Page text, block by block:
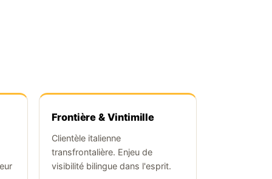
Frontière & Vintimille
Clientèle italienne
transfrontalière. Enjeu de
visibilité bilingue dans l'esprit.